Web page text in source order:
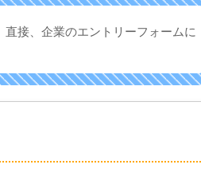
直接、企業のエントリーフォームに